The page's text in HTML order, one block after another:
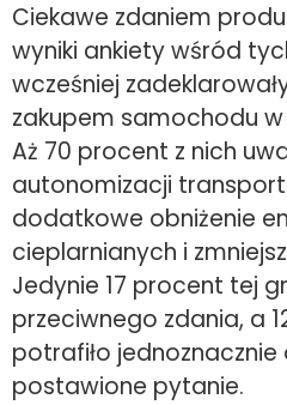
Ciekawe zdaniem
wyniki ankiety wśród
wcześniej
zakupem samochodu w
Aż 70 procent z nich
autonomizacji
dodatkowe obniżenie
cieplarnianych i
Jedynie 17 procent tej
przeciwnego zdania, a
potrafiło
postawione pytanie.